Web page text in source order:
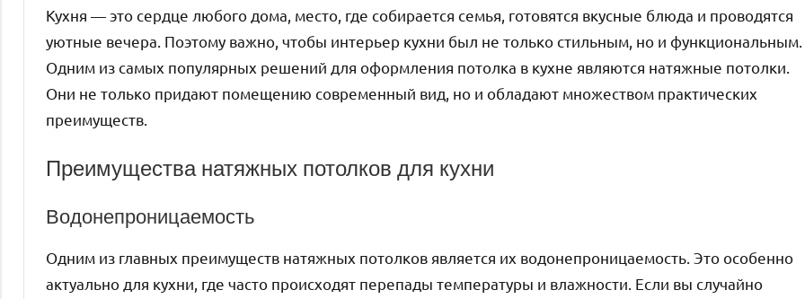
Кухня — это сердце любого дома, место, где собирается семья, готовятся вкусные блюда и проводятся
уютные вечера. Поэтому важно, чтобы интерьер кухни был не только стильным, но и функциональным.
Одним из самых популярных решений для оформления потолка в кухне являются натяжные потолки.
Они не только придают помещению современный вид, но и обладают множеством практических
преимуществ.
Преимущества натяжных потолков для кухни
Водонепроницаемость
Одним из главных преимуществ натяжных потолков является их водонепроницаемость. Это особенно
актуально для кухни, где часто происходят перепады температуры и влажности. Если вы случайно